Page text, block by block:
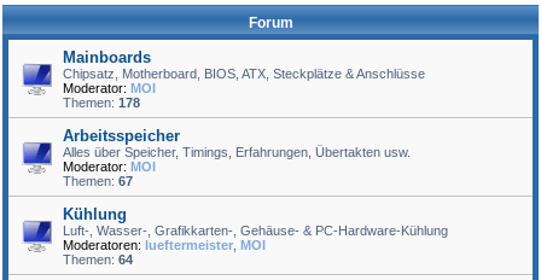
Forum
Mainboards
Chipsatz, Motherboard, BIOS, ATX, Steckplätze & Anschlüsse
Moderator: MOI
Themen: 178
Arbeitsspeicher
Alles über Speicher, Timings, Erfahrungen, Übertakten usw.
Moderator: MOI
Themen: 67
Kühlung
Luft-, Wasser-, Grafikkarten-, Gehäuse- & PC-Hardware-Kühlung
Moderatoren: lueftermeister MOI
Themen: 64